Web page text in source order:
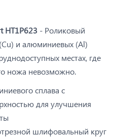
HT1P623 - Роликовый
и алюминиевых (Al)
местах, где
ножа невозможно.
сплава с
для улучшения
шлифовальный круг